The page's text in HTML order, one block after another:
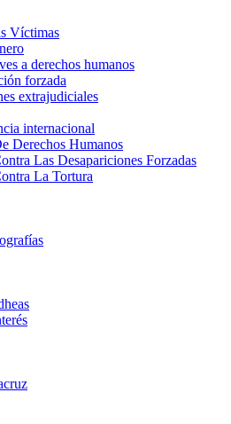
Víctimas
a derechos humanos
forzada​
extrajudiciales
internacional
Derechos Humanos​
Las Desapariciones Forzadas
La Tortura​